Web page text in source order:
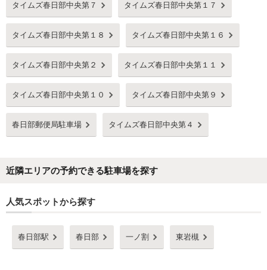
タイムズ春日部中央第７ タイムズ春日部中央第１７
タイムズ春日部中央第１８ タイムズ春日部中央第１６
タイムズ春日部中央第２ タイムズ春日部中央第１１
タイムズ春日部中央第１０ タイムズ春日部中央第９
春日部郵便局駐車場 タイムズ春日部中央第４
近隣エリアの予約できる駐車場を探す
人気スポットから探す
春日部駅 春日部 一ノ割 東岩槻